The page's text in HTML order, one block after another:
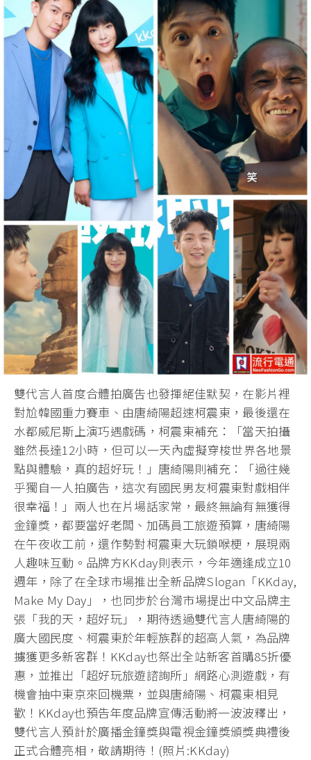
雙代言人首度合體拍廣吿也發揮絕佳默契，在影片裡
對尬韓國重力賽車、由唐綺陽超速柯震東，最後還在
水都威尼斯上演巧遇戲碼，柯震東補充：「當天拍攝
雖然長達12小時，但可以一天內虛擬穿梭世界各地景
點與體驗，真的超好玩！」唐綺陽則補充：「過往幾
乎獨自一人拍廣告，這次有國民男友柯震東對戲相伴
很幸福！」兩人也在片場話家常，最終無論有無獲得
金鐘獎，都要當好老闆、加碼員工旅遊預算，唐綺陽
在午夜收工前，還作勢對柯震東大玩鎖喉梗，展現兩
人趣味互動。品牌方KKday則表示，今年適逢成立10
週年，除了在全球市場推出全新品牌Slogan「KKday,
Make My Day」，也同步於台灣市場提出中文品牌主
張「我的天，超好玩」，期待透過雙代言人唐綺陽的
廣大國民度、柯震東於年輕族群的超高人氣，為品牌
擄獲更多新客群！KKday也祭出全站新客首購85折優
惠，並推出「超好玩旅遊諮詢所」網路心測遊戲，有
機會抽中東京來回機票，並與唐綺陽、柯震東相見
歡！KKday也預告年度品牌宣傳活動將一波波釋出，
雙代言人預計於廣播金鐘獎與電視金鐘獎頒獎典禮後
正式合體亮相，敬請期待！(照片:KKday)